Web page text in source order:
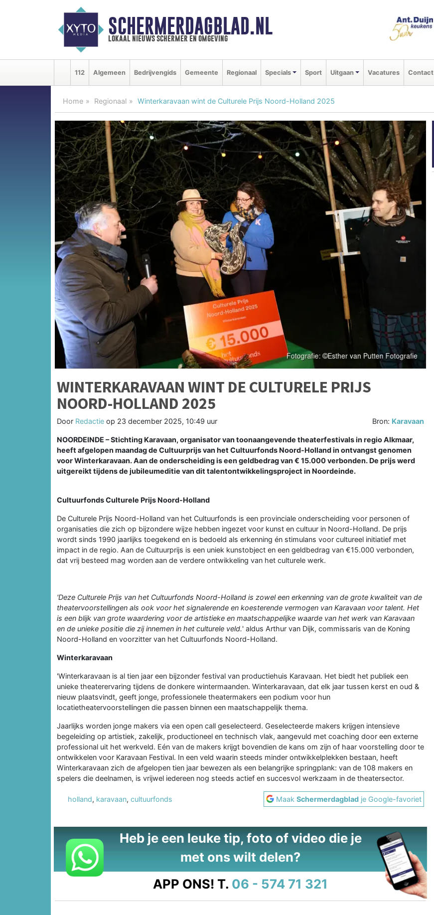
SCHERMERDAGBLAD.NL
lokaal nieuws schermer en omgeving
112 Algemeen Bedrijvengids Gemeente Regionaal Specials Sport Uitgaan Vacatures Contact
Home Regionaal Winterkaravaan wint de Culturele Prijs Noord-Holland 2025
WINTERKARAVAAN WINT DE CULTURELE PRIJS
NOORD-HOLLAND 2025
Door Redactie op 23 december 2025, 10:49 uur Bron: Karavaan
NOORDEINDE – Stichting Karavaan, organisator van toonaangevende theaterfestivals in regio Alkmaar,
heeft afgelopen maandag de Cultuurprijs van het Cultuurfonds Noord-Holland in ontvangst genomen
voor Winterkaravaan. Aan de onderscheiding is een geldbedrag van € 15.000 verbonden. De prijs werd
uitgereikt tijdens de jubileumeditie van dit talentontwikkelingsproject in Noordeinde.
Cultuurfonds Culturele Prijs Noord-Holland
De Culturele Prijs Noord-Holland van het Cultuurfonds is een provinciale onderscheiding voor personen of
organisaties die zich op bijzondere wijze hebben ingezet voor kunst en cultuur in Noord-Holland. De prijs
wordt sinds 1990 jaarlijks toegekend en is bedoeld als erkenning én stimulans voor cultureel initiatief met
impact in de regio. Aan de Cultuurprijs is een uniek kunstobject en een geldbedrag van €15.000 verbonden,
dat vrij besteed mag worden aan de verdere ontwikkeling van het culturele werk.
'Deze Culturele Prijs van het Cultuurfonds Noord-Holland is zowel een erkenning van de grote kwaliteit van de
theatervoorstellingen als ook voor het signalerende en koesterende vermogen van Karavaan voor talent. Het
is een blijk van grote waardering voor de artistieke en maatschappelijke waarde van het werk van Karavaan
en de unieke positie die zij innemen in het culturele veld.' aldus Arthur van Dijk, commissaris van de Koning
Noord-Holland en voorzitter van het Cultuurfonds Noord-Holland.
Winterkaravaan
'Winterkaravaan is al tien jaar een bijzonder festival van productiehuis Karavaan. Het biedt het publiek een
unieke theaterervaring tijdens de donkere wintermaanden. Winterkaravaan, dat elk jaar tussen kerst en oud &
nieuw plaatsvindt, geeft jonge, professionele theatermakers een podium voor hun
locatietheatervoorstellingen die passen binnen een maatschappelijk thema.
Jaarlijks worden jonge makers via een open call geselecteerd. Geselecteerde makers krijgen intensieve
begeleiding op artistiek, zakelijk, productioneel en technisch vlak, aangevuld met coaching door een externe
professional uit het werkveld. Eén van de makers krijgt bovendien de kans om zijn of haar voorstelling door te
ontwikkelen voor Karavaan Festival. In een veld waarin steeds minder ontwikkelplekken bestaan, heeft
Winterkaravaan zich de afgelopen tien jaar bewezen als een belangrijke springplank: van de 108 makers en
spelers die deelnamen, is vrijwel iedereen nog steeds actief en succesvol werkzaam in de theatersector.
holland, karavaan, cultuurfonds MaakSchermerdagblad je Google-favoriet
Heb je een leuke tip, foto of video die je
met ons wilt delen?
APP ONS! T. 06 - 574 71 321